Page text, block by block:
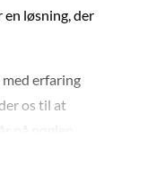
løsning, der
erfaring
os til at
på nøglen.